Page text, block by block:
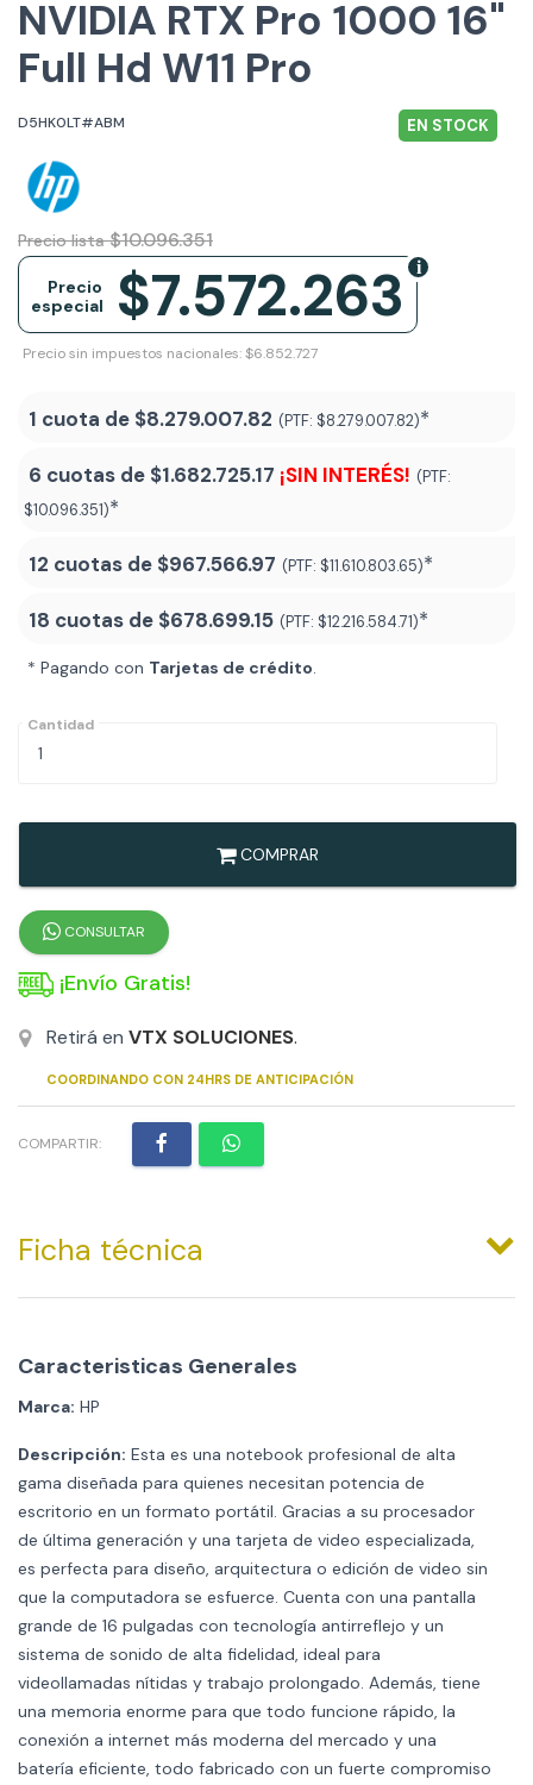
NVIDIA RTX Pro 1000 16"
Full Hd W11 Pro
D5HK0LT#ABM EN STOCK
Precio lista $10.096.351
$7.572.263
Precio
especial
Precio sin impuestos nacionales: $6.852.727
1 cuota de $8.279.007.82 (PTF: $8.279.007.82)*
6 cuotas de $1.682.725.17 ¡SIN INTERÉS! (PTF:
$10.096.351)*
12 cuotas de $967.566.97 (PTF: $11.610.803.65)*
18 cuotas de $678.699.15 (PTF: $12.216.584.71)*
* Pagando con Tarjetas de crédito.
Cantidad
COMPRAR
CONSULTAR
¡Envío Gratis!
Retirá en VTX SOLUCIONES.
COORDINANDO CON 24HRS DE ANTICIPACIÓN
COMPARTIR:
Ficha técnica
Caracteristicas Generales
Marca: HP
Descripción: Esta es una notebook profesional de alta
gama diseñada para quienes necesitan potencia de
escritorio en un formato portátil. Gracias a su procesador
de última generación y una tarjeta de video especializada,
es perfecta para diseño, arquitectura o edición de video sin
que la computadora se esfuerce. Cuenta con una pantalla
grande de 16 pulgadas con tecnología antirreflejo y un
sistema de sonido de alta fidelidad, ideal para
videollamadas nítidas y trabajo prolongado. Además, tiene
una memoria enorme para que todo funcione rápido, la
conexión a internet más moderna del mercado y una
batería eficiente, todo fabricado con un fuerte compromiso